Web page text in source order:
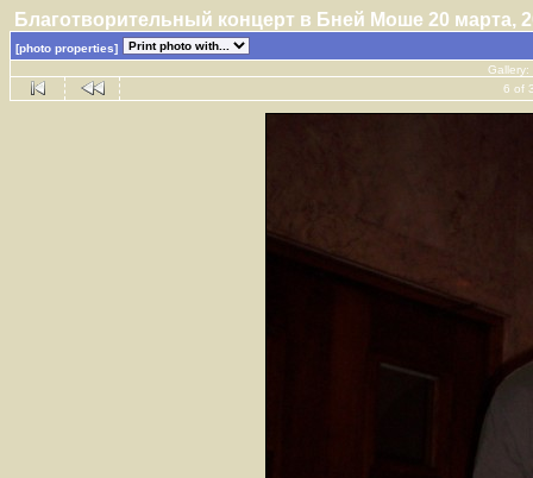
Благотворительный концерт в Бнeй Моше 20 марта,
[photo properties]
Gallery:
6 of